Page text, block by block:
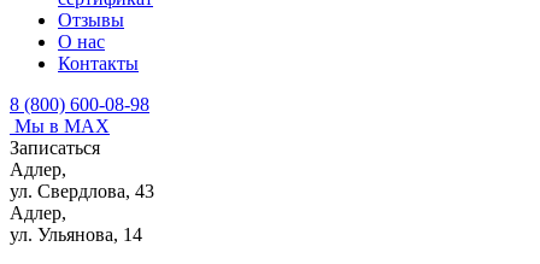
Отзывы
О нас
Контакты
8 (800) 600-08-98
Мы в MAX
Записаться
Адлер,
ул. Свердлова, 43
Адлер,
ул. Ульянова, 14